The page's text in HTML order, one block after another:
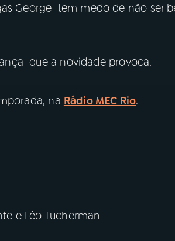
George tem medo de não ser
que a novidade provoca.
na Rádio MEC Rio.
e Léo Tucherman